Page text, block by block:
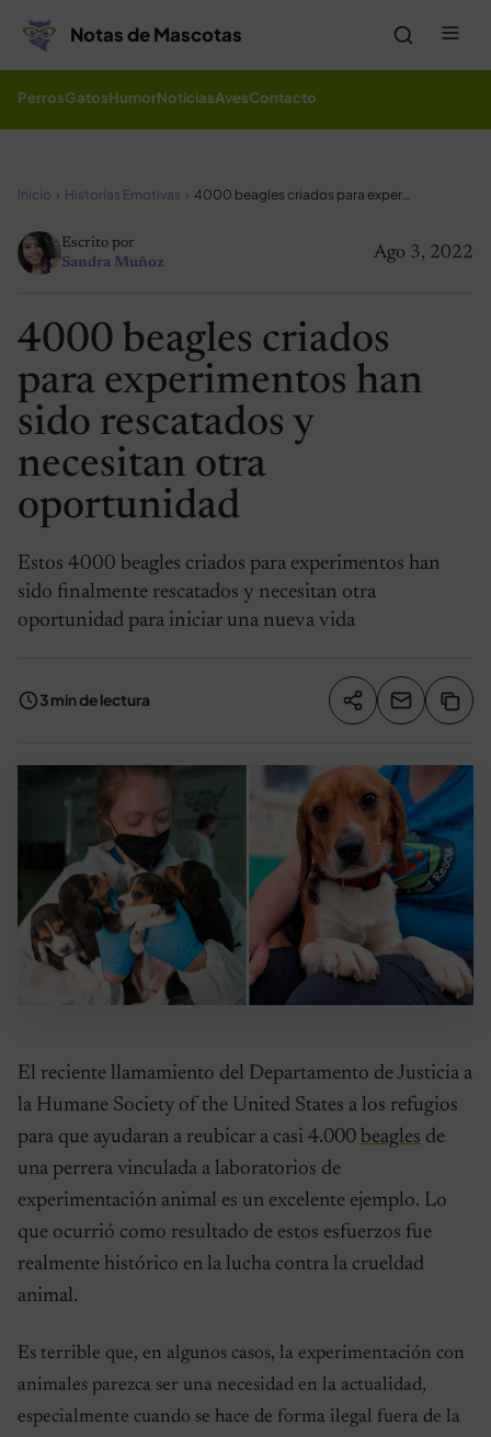
Notas de Mascotas
PerrosGatosHumorNoticiasAvesContacto
Inicio Historias Emotivas 4000 beagles criados para experimentos han sido rescatados y necesitan otra oportunidad
Ago 3, 2022
Escrito por
Sandra Muñoz
4000 beagles criados
para experimentos han
sido rescatados y
necesitan otra
oportunidad
Estos 4000 beagles criados para experimentos han
sido finalmente rescatados y necesitan otra
oportunidad para iniciar una nueva vida
3 min de lectura Compartir
El reciente llamamiento del Departamento de Justicia a
la Humane Society of the United States a los refugios
para que ayudaran a reubicar a casi 4.000 beagles de
una perrera vinculada a laboratorios de
experimentación animal es un excelente ejemplo. Lo
que ocurrió como resultado de estos esfuerzos fue
realmente histórico en la lucha contra la crueldad
animal.
Es terrible que, en algunos casos, la experimentación con
animales parezca ser una necesidad en la actualidad,
especialmente cuando se hace de forma ilegal fuera de la